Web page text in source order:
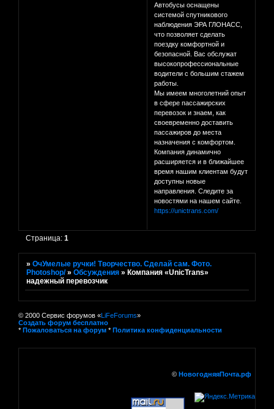
Автобусы оснащены
системой спутникового
наблюдения ЭРА ГЛОНАСС,
что позволяет сделать
поездку комфортной и
безопасной. Вас обслужат
высокопрофессиональные
водители с большим стажем
работы.
Мы имеем многолетний опыт
в сфере пассажирских
перевозок и знаем, как
своевременно доставить
пассажиров до места
назначения с комфортом.
Компания динамично
расширяется и в ближайшее
время нашим клиентам будут
доступны новые
направления. Следите за
новостями на нашем сайте.
https://unictrans.com/
Страница:1
»ОчУмелые ручки! Творчество. Сделай сам. Фото.
Photoshop/ »Обсуждения »Компания «UnicTrans»
надежный перевозчик
© 2000 Сервис форумов «LiFeForums»
Создать форум бесплатно
* Пожаловаться на форум * Политика конфиденциальности
© НовогодняяПочта.рф